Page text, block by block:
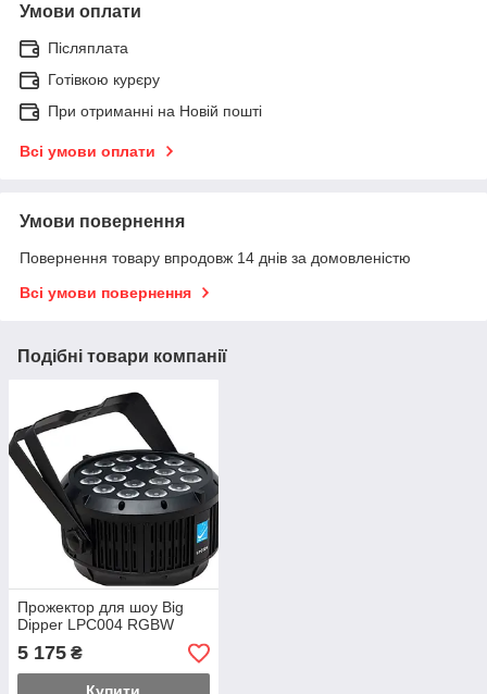
Умови оплати
Післяплата
Готівкою курєру
При отриманні на Новій пошті
Всі умови оплати
Умови повернення
Повернення товару впродовж 14 днів за домовленістю
Всі умови повернення
Подібні товари компанії
Прожектор для шоу Big
Dipper LPC004 RGBW
5 175 ₴